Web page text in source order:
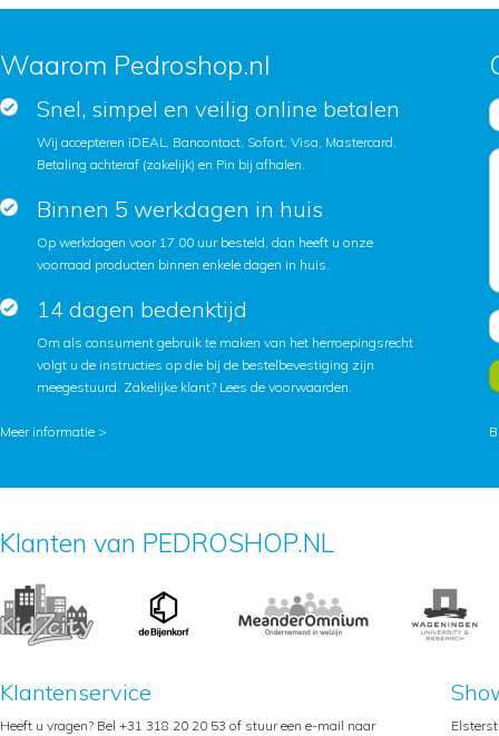
Waarom Pedroshop.nl
Snel, simpel en veilig online betalen
Wij accepteren iDEAL, Bancontact, Sofort, Visa, Mastercard,
Betaling achteraf (zakelijk) en Pin bij afhalen.
Binnen 5 werkdagen in huis
Op werkdagen voor 17.00 uur besteld, dan heeft u onze
voorraad producten binnen enkele dagen in huis.
14 dagen bedenktijd
Om als consument gebruik te maken van het herroepingsrecht
volgt u de instructies op die bij de bestelbevestiging zijn
meegestuurd. Zakelijke klant? Lees de voorwaarden.
Meer informatie >
Klanten van PEDROSHOP.NL
Klantenservice
Heeft u vragen? Bel +31 318 20 20 53 of stuur een e-mail naar